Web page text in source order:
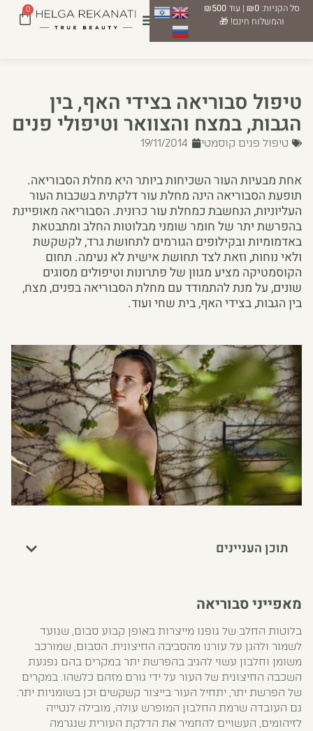
סל הקניות:₪0 | עוד₪500
והמשלוח חינם! 🎁
0
טיפול סבוריאה בצידי האף, בין
הגבות, במצח והצוואר וטיפולי פנים
טיפול פנים קוסמטי 19/11/2014
אחת מבעיות העור השכיחות ביותר היא מחלת הסבוריאה.
תופעת הסבוריאה הינה מחלת עור דלקתית בשכבות העור
העליוניות, הנחשבת כמחלת עור כרונית. הסבוריאה מאופיינת
בהפרשת יתר של חומר שומני מבלוטות החלב ומתבטאת
באדמומיות ובקילופים הגורמים לתחושת גרד, לקשקשת
ולאי נוחות, וזאת לצד תחושת אישית לא נעימה. תחום
הקוסמטיקה מציע מגוון של פתרונות וטיפולים מסוגים
שונים, על מנת להתמודד עם מחלת הסבוריאה בפנים, מצח,
בין הגבות, בצידי האף, בית שחי ועוד.
תוכן העניינים
מאפייני סבוריאה
בלוטות החלב של גופנו מייצרות באופן קבוע סבום, שנועד
לשמור ולהגן על עורנו מהסביבה החיצונית. הסבום, שמורכב
משומן וחלבון עשוי להגיב בהפרשת יתר במקרים בהם נפגעת
השכבה החיצונית של העור על ידי גורם מזהם כלשהו. במקרים
של הפרשת יתר, יתחיל העור בייצור קשקשים וכן בשומניות יתר.
גם העובדה שרמת החלבון המופרש עולה, מובילה לנטייה
לזיהומים, העשויים להחמיר את הדלקת העורית שנגרמה